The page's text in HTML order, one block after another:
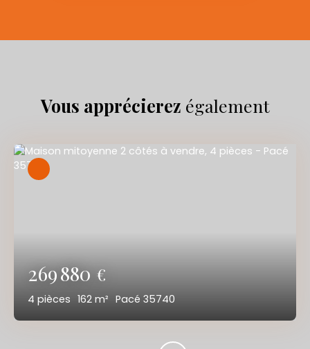
Vous apprécierez également
269 880€
4 pièces 162 m² Pacé 35740